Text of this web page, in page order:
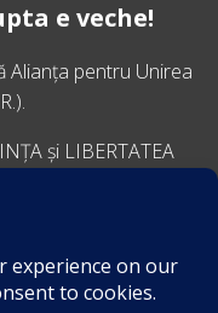
e veche!
Alianța pentru Unirea
și LIBERTATEA
NOI